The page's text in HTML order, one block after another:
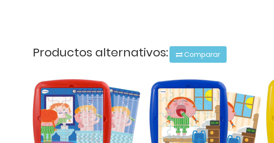
Productos alternativos: Comparar